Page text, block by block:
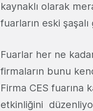
kaynaklı olarak
fuarların eski
Fuarlar her ne
firmaların bunu
Firma CES fuarına
etkinliğini